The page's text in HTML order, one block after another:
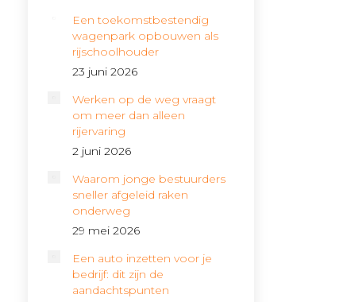
Een toekomstbestendig
wagenpark opbouwen als
rijschoolhouder
23 juni 2026
Werken op de weg vraagt
om meer dan alleen
rijervaring
2 juni 2026
Waarom jonge bestuurders
sneller afgeleid raken
onderweg
29 mei 2026
Een auto inzetten voor je
bedrijf: dit zijn de
aandachtspunten